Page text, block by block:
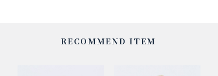
RECOMMEND ITEM